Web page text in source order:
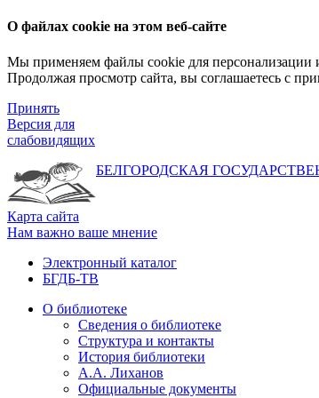
О файлах cookie на этом веб-сайте
Мы применяем файлы cookie для персонализации
Продолжая просмотр сайта, вы соглашаетесь с
Принять
Версия для
слабовидящих
БЕЛГОРОДСКАЯ
Карта сайта
Нам важно ваше мнение
Электронный каталог
БГДБ-ТВ
О библиотеке
Сведения о библиотеке
Структура и контакты
История библиотеки
А.А. Лиханов
Официальные документы